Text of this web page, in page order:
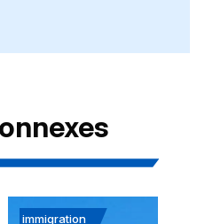
immigration